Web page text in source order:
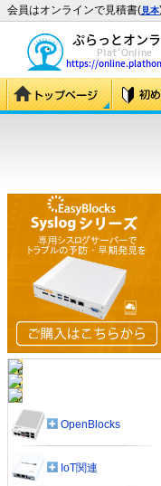
会員はオンラインで見積書(見本
OpenBlocks
IoT関連